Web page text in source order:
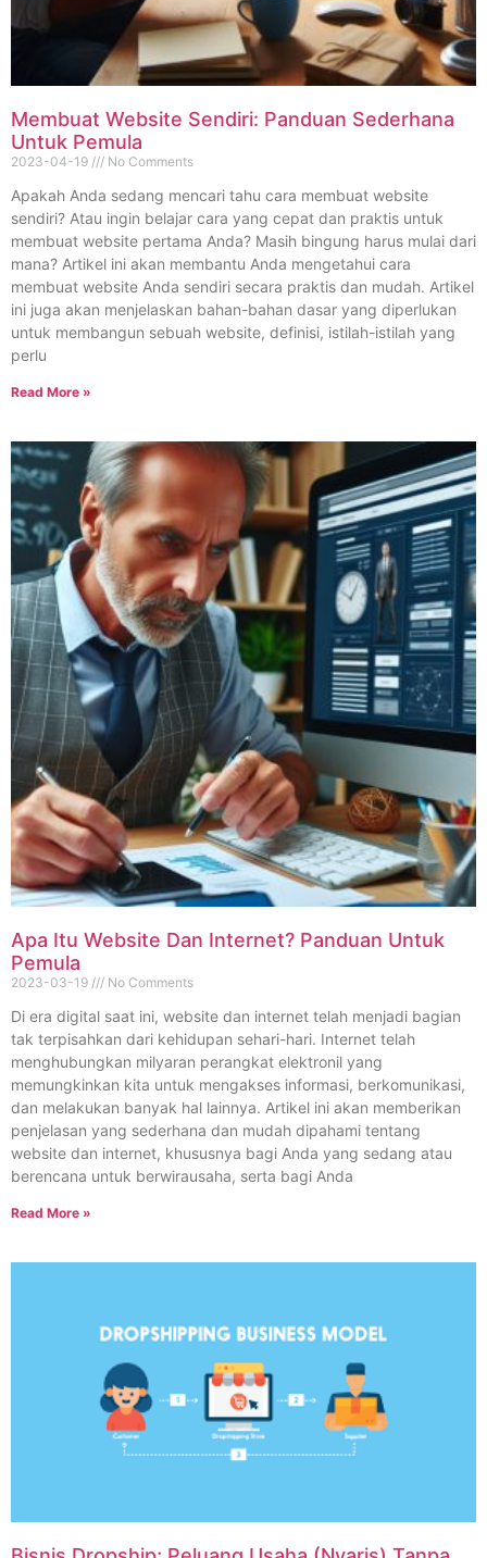
Membuat Website Sendiri: Panduan Sederhana
Untuk Pemula
2023-04-19 No Comments
Apakah Anda sedang mencari tahu cara membuat website
sendiri? Atau ingin belajar cara yang cepat dan praktis untuk
membuat website pertama Anda? Masih bingung harus mulai dari
mana? Artikel ini akan membantu Anda mengetahui cara
membuat website Anda sendiri secara praktis dan mudah. Artikel
ini juga akan menjelaskan bahan-bahan dasar yang diperlukan
untuk membangun sebuah website, definisi, istilah-istilah yang
perlu
Read More »
Apa Itu Website Dan Internet? Panduan Untuk
Pemula
2023-03-19 No Comments
Di era digital saat ini, website dan internet telah menjadi bagian
tak terpisahkan dari kehidupan sehari-hari. Internet telah
menghubungkan milyaran perangkat elektronil yang
memungkinkan kita untuk mengakses informasi, berkomunikasi,
dan melakukan banyak hal lainnya. Artikel ini akan memberikan
penjelasan yang sederhana dan mudah dipahami tentang
website dan internet, khususnya bagi Anda yang sedang atau
berencana untuk berwirausaha, serta bagi Anda
Read More »